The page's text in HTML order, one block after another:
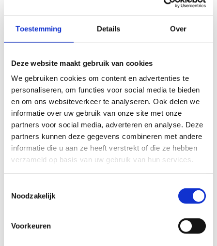
Toestemming Details Over
Deze website maakt gebruik van cookies
We gebruiken cookies om content en advertenties te
personaliseren, om functies voor social media te bieden
en om ons websiteverkeer te analyseren. Ook delen we
informatie over uw gebruik van onze site met onze
partners voor social media, adverteren en analyse. Deze
partners kunnen deze gegevens combineren met andere
informatie die u aan ze heeft verstrekt of die ze hebben
verzameld op basis van uw gebruik van hun services.
Noodzakelijk
Voorkeuren
Eén of twee overnachtingen
Zaterdag :
Ontbijt: 9.00u – 10.00u
Lunchpakket: te maken bij het
ontbijt
Avondmaal: 18.00u
Zondag :
Ontbijt: 8.00u – 9.00u
Lunchpakket: te maken bij het
ontbijt
Heb je voor een fiets- of mountainbikeweekend
fietsen.